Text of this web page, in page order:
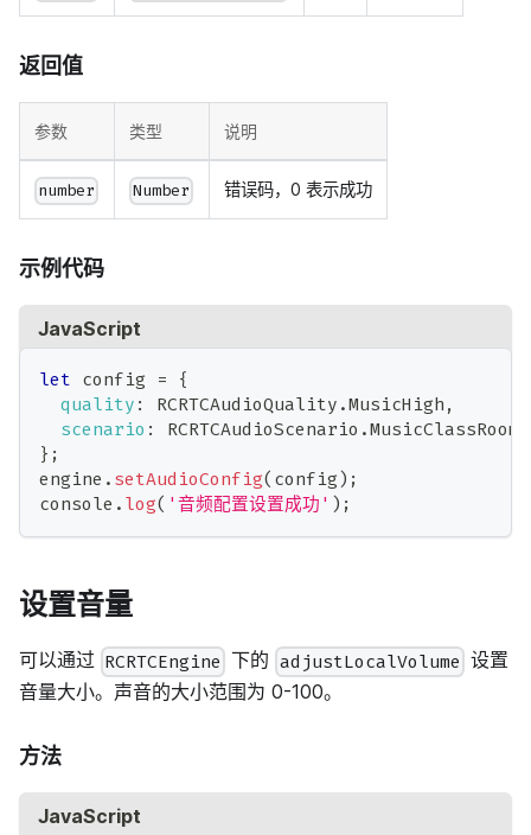
返回值
参数 类型 说明
number Number 错误码，0 表示成功
示例代码
JavaScript
let config = {
quality : RCRTCAudioQuality .MusicHigh ,
scenario : RCRTCAudioScenario .MusicClassRoom
} ;
engine . setAudioConfig( config) ;
console . log( '音频配置设置成功' ) ;
设置音量
可以通过 RCRTCEngine 下的 adjustLocalVolume 设置
音量大小。声音的大小范围为 0-100。
方法
JavaScript